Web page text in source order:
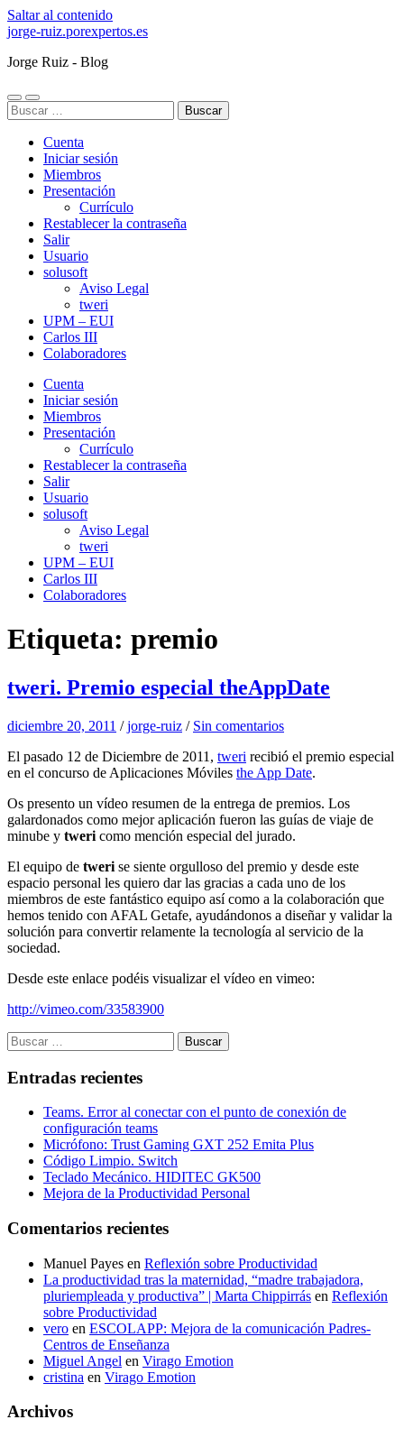
Saltar al contenido
jorge-ruiz.porexpertos.es
Jorge Ruiz - Blog
Alternar
el
móvil
Alternar
el
de
búsqueda
Buscar:
Cuenta
Iniciar sesión
Miembros
Presentación
Currículo
Restablecer la contraseña
Salir
Usuario
solusoft
Aviso Legal
tweri
UPM – EUI
Carlos III
Colaboradores
Cuenta
Iniciar sesión
Miembros
Presentación
Currículo
Restablecer la contraseña
Salir
Usuario
solusoft
Aviso Legal
tweri
UPM – EUI
Carlos III
Colaboradores
Etiqueta: premio
tweri. Premio especial theAppDate
diciembre 20, 2011 /jorge-ruiz / Sin comentarios
El pasado 12 de Diciembre de 2011, tweri recibió el premio especial
en el concurso de Aplicaciones Móviles the App Date.
Os presento un vídeo resumen de la entrega de premios. Los
galardonados como mejor aplicación fueron las guías de viaje de
minube y tweri como mención especial del jurado.
El equipo de tweri se siente orgulloso del premio y desde este
espacio personal les quiero dar las gracias a cada uno de los
miembros de este fantástico equipo así como a la colaboración que
hemos tenido con AFAL Getafe, ayudándonos a diseñar y validar la
solución para convertir relamente la tecnología al servicio de la
sociedad.
Desde este enlace podéis visualizar el vídeo en vimeo:
http://vimeo.com/33583900
Buscar:
Entradas recientes
Teams. Error al conectar con el punto de conexión de
configuración teams
Micrófono: Trust Gaming GXT 252 Emita Plus
Código Limpio. Switch
Teclado Mecánico. HIDITEC GK500
Mejora de la Productividad Personal
Comentarios recientes
Manuel Payes en Reflexión sobre Productividad
La productividad tras la maternidad, “madre trabajadora,
pluriempleada y productiva” | Marta Chippirrás en Reflexión
sobre Productividad
vero en ESCOLAPP: Mejora de la comunicación Padres-
Centros de Enseñanza
Miguel Angel en Virago Emotion
cristina en Virago Emotion
Archivos